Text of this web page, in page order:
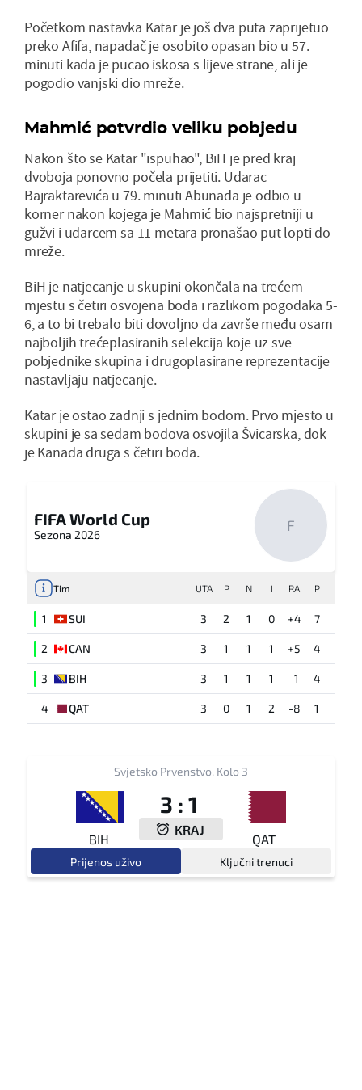
Početkom nastavka Katar je još dva puta zaprijetuo
preko Afifa, napadač je osobito opasan bio u 57.
minuti kada je pucao iskosa s lijeve strane, ali je
pogodio vanjski dio mreže.
Mahmić potvrdio veliku pobjedu
Nakon što se Katar "ispuhao", BiH je pred kraj
dvoboja ponovno počela prijetiti. Udarac
Bajraktarevića u 79. minuti Abunada je odbio u
korner nakon kojega je Mahmić bio najspretniji u
gužvi i udarcem sa 11 metara pronašao put lopti do
mreže.
BiH je natjecanje u skupini okončala na trećem
mjestu s četiri osvojena boda i razlikom pogodaka 5-
6, a to bi trebalo biti dovoljno da završe među osam
najboljih trećeplasiranih selekcija koje uz sve
pobjednike skupina i drugoplasirane reprezentacije
nastavljaju natjecanje.
Katar je ostao zadnji s jednim bodom. Prvo mjesto u
skupini je sa sedam bodova osvojila Švicarska, dok
je Kanada druga s četiri boda.
FIFA World Cup
Sezona 2026 F
Tim UTA P N I RA P
1 SUI 3 2 1 0 +4 7
2 CAN 3 1 1 1 +5 4
3 BIH 3 1 1 1 -1 4
4 QAT 3 0 1 2 -8 1
Svjetsko Prvenstvo, Kolo 3
BIH
3 : 1
KRAJ
QAT
Prijenos uživo Ključni trenuci